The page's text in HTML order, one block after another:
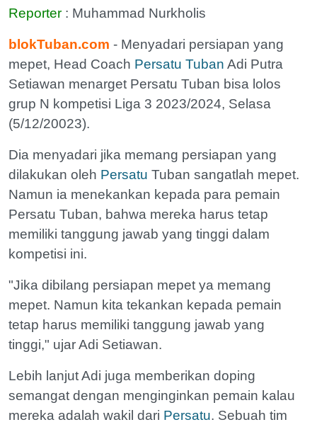
Reporter : Muhammad Nurkholis
blokTuban.com - Menyadari persiapan yang
mepet, Head Coach Persatu Tuban Adi Putra
Setiawan menarget Persatu Tuban bisa lolos
grup N kompetisi Liga 3 2023/2024, Selasa
(5/12/20023).
Dia menyadari jika memang persiapan yang
dilakukan oleh Persatu Tuban sangatlah mepet.
Namun ia menekankan kepada para pemain
Persatu Tuban, bahwa mereka harus tetap
memiliki tanggung jawab yang tinggi dalam
kompetisi ini.
"Jika dibilang persiapan mepet ya memang
mepet. Namun kita tekankan kepada pemain
tetap harus memiliki tanggung jawab yang
tinggi," ujar Adi Setiawan.
Lebih lanjut Adi juga memberikan doping
semangat dengan menginginkan pemain kalau
mereka adalah wakil dari Persatu. Sebuah tim